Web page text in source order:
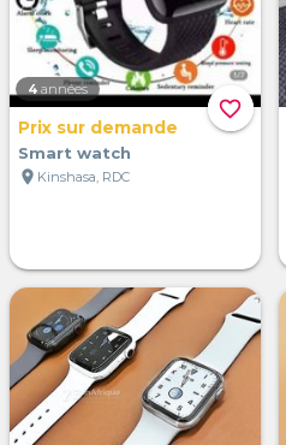
favorite_border
4 années
Prix sur demande
Smart watch
location_on Kinshasa, RDC